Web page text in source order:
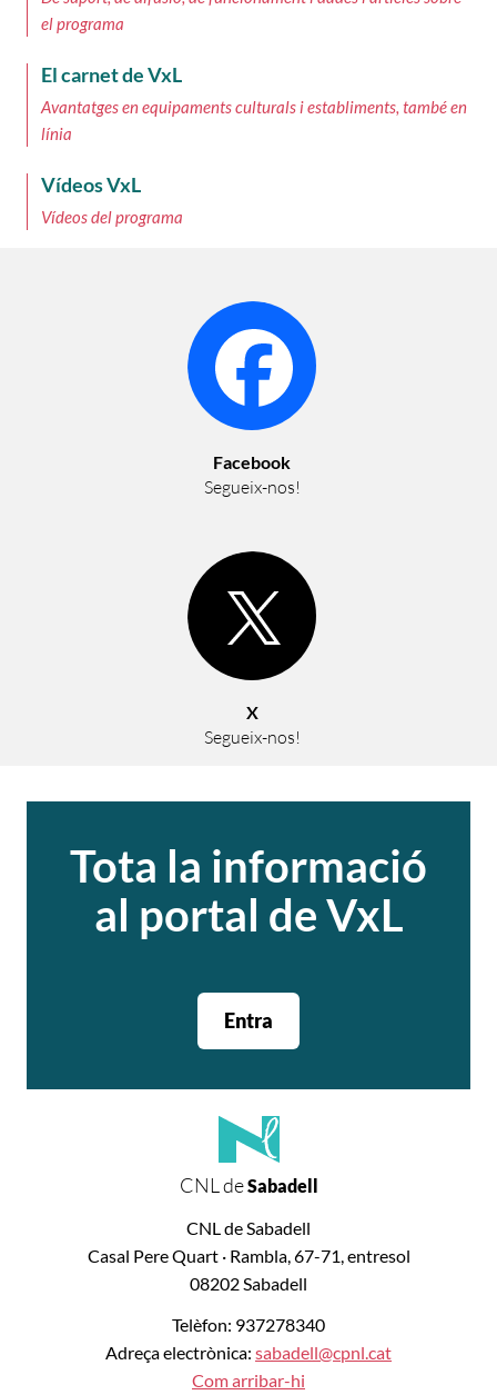
el programa
El carnet de VxL
Avantatges en equipaments culturals i establiments, també en
línia
Vídeos VxL
Vídeos del programa
Facebook
Segueix-nos!
X
Segueix-nos!
Tota la informació
al portal de VxL
Entra
CNL deSabadell
CNL de Sabadell
Casal Pere Quart · Rambla, 67-71, entresol
08202 Sabadell
Telèfon: 937278340
Adreça electrònica: sabadell@cpnl.cat
Com arribar-hi